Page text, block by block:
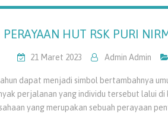
PERAYAAN HUT RSK PURI
21 Maret 2023 Admin Admin
dapat menjadi simbol bertambahnya
perjalanan yang individu tersebut lalui
yang merupakan sebuah perayaan